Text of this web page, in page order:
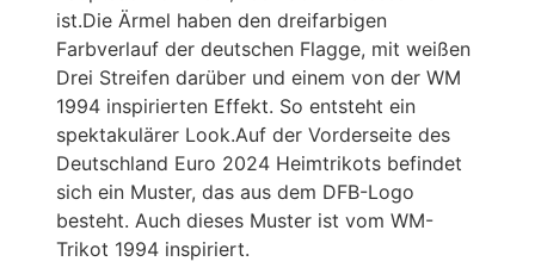
ist.Die Ärmel haben den dreifarbigen
Farbverlauf der deutschen Flagge, mit weißen
Drei Streifen darüber und einem von der WM
1994 inspirierten Effekt. So entsteht ein
spektakulärer Look.Auf der Vorderseite des
Deutschland Euro 2024 Heimtrikots befindet
sich ein Muster, das aus dem DFB-Logo
besteht. Auch dieses Muster ist vom WM-
Trikot 1994 inspiriert.